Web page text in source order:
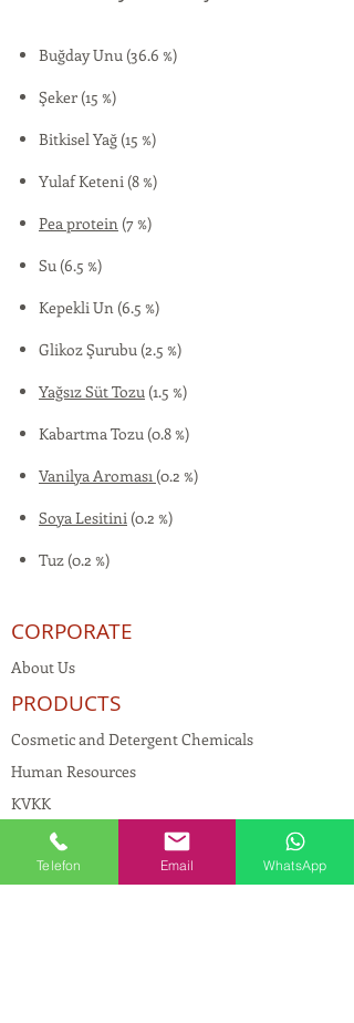
Buğday Unu (36.6 %)
Şeker (15 %)
Bitkisel Yağ (15 %)
Yulaf Keteni (8 %)
Pea protein (7 %)
Su (6.5 %)
Kepekli Un (6.5 %)
Glikoz Şurubu (2.5 %)
Yağsız Süt Tozu (1.5 %)
Kabartma Tozu (0.8 %)
Vanilya Aroması (0.2 %)
Soya Lesitini (0.2 %)
Tuz (0.2 %)
CORPORATE
About Us
PRODUCTS
Cosmetic and Detergent Chemicals
Human Resources
KVKK
Quality Policy
Textile Chemicals
Telefon Email WhatsApp